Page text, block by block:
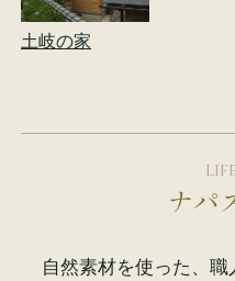
土岐の家
ナパ
自然素材を使った、職